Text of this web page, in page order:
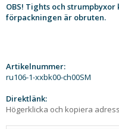
OBS! Tights och
förpackningen är obruten.
Artikelnummer:
ru106-1-xxbk00-ch00SM
Direktlänk:
Högerklicka och kopiera